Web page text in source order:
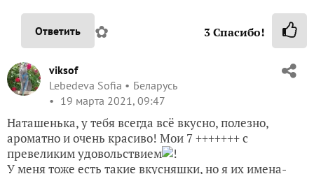
Ответить ✿ 3Спасибо!
viksof
Lebedeva Sofia
Беларусь
19 марта 2021, 09:47
Наташенька, у тебя всегда всё вкусно, полезно,
ароматно и очень красиво! Мои 7 +++++++ с
превеликим удовольствием
!
У меня тоже есть такие вкусняшки, но я их имена-